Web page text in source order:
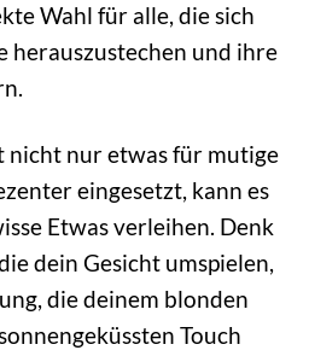
Wahl für alle, die sich
herauszustechen und ihre
nur etwas für mutige
eingesetzt, kann es
Etwas verleihen. Denk
dein Gesicht umspielen,
die deinem blonden
Touch